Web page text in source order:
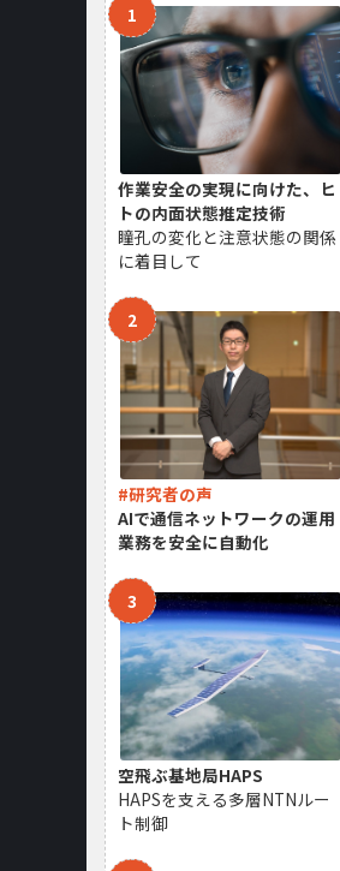
作業安全の実現に向けた、ヒ
トの内面状態推定技術
瞳孔の変化と注意状態の関係
に着目して
#研究者の声
AIで通信ネットワークの運用
業務を安全に自動化
空飛ぶ基地局HAPS
HAPSを支える多層NTNルー
ト制御